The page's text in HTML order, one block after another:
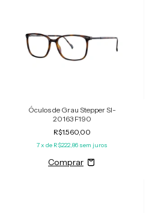
Óculos de Grau Stepper SI-
20163 F190
R$1.560,00
7x de R$222,86 sem juros